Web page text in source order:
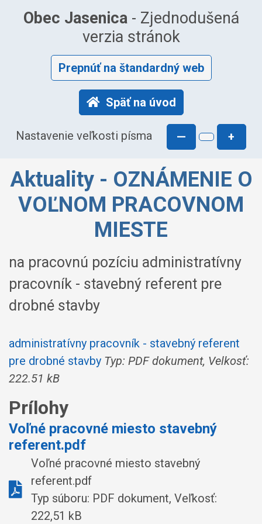
Obec Jasenica- Zjednodušená
verzia stránok
Prepnúť na štandardný web
Späť na úvod
Nastavenie veľkosti písma — +
Aktuality - OZNÁMENIE O
VOĽNOM PRACOVNOM
MIESTE
na pracovnú pozíciu administratívny
pracovník - stavebný referent pre
drobné stavby
administratívny pracovník - stavebný referent
pre drobné stavby Typ: PDF dokument, Velkosť:
222.51 kB
Prílohy
Voľné pracovné miesto stavebný
referent.pdf
Voľné pracovné miesto stavebný
referent.pdf
Typ súboru: PDF dokument, Veľkosť:
222,51 kB